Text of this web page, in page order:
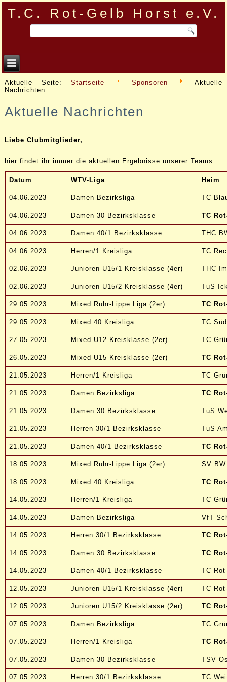
T.C. Rot-Gelb Horst e.V.
Aktuelle Seite:Startseite Sponsoren
Aktuelle
Nachrichten
Aktuelle Nachrichten
Liebe Clubmitglieder,
hier findet ihr immer die aktuellen Ergebnisse unserer Teams:
Datum WTV-Liga Heim
04.06.2023 Damen Bezirksliga TC
04.06.2023 Damen 30 Bezirksklasse TC
04.06.2023 Damen 40/1 Bezirksklasse THC
04.06.2023 Herren/1 Kreisliga TC
02.06.2023 Junioren U15/1 Kreisklasse (4er) THC
02.06.2023 Junioren U15/2 Kreisklasse (4er) TuS
29.05.2023 Mixed Ruhr-Lippe Liga (2er) TC
29.05.2023 Mixed 40 Kreisliga TC
27.05.2023 Mixed U12 Kreisklasse (2er) TC
26.05.2023 Mixed U15 Kreisklasse (2er) TC
21.05.2023 Herren/1 Kreisliga TC
21.05.2023 Damen Bezirksliga TC
21.05.2023 Damen 30 Bezirksklasse TuS
21.05.2023 Herren 30/1 Bezirksklasse TuS
21.05.2023 Damen 40/1 Bezirksklasse TC
18.05.2023 Mixed Ruhr-Lippe Liga (2er) SV
18.05.2023 Mixed 40 Kreisliga TC
14.05.2023 Herren/1 Kreisliga TC
14.05.2023 Damen Bezirksliga VfT
14.05.2023 Herren 30/1 Bezirksklasse TC
14.05.2023 Damen 30 Bezirksklasse TC
14.05.2023 Damen 40/1 Bezirksklasse TC
12.05.2023 Junioren U15/1 Kreisklasse (4er) TC
12.05.2023 Junioren U15/2 Kreisklasse (2er) TC
07.05.2023 Damen Bezirksliga TC
07.05.2023 Herren/1 Kreisliga TC
07.05.2023 Damen 30 Bezirksklasse TSV
07.05.2023 Herren 30/1 Bezirksklasse TC